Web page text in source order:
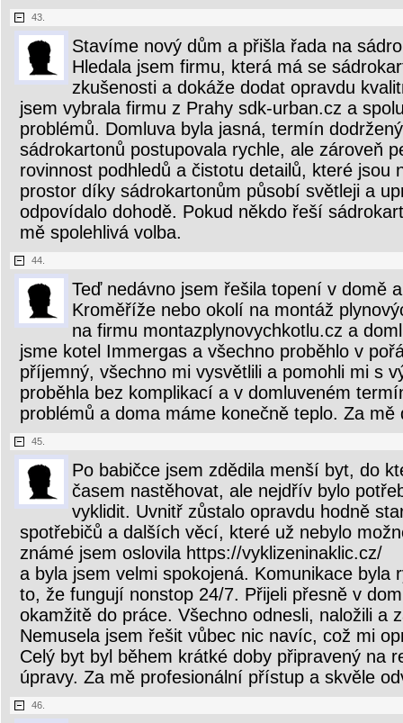
43.
Stavíme nový dům a přišla řada na
Hledala jsem firmu, která má se
zkušenosti a dokáže dodat opravdu
jsem vybrala firmu z Prahy sdk-urban.cz a
problémů. Domluva byla jasná, termín
sádrokartonů postupovala rychle, ale zároveň
rovinnost podhledů a čistotu detailů, které jsou
prostor díky sádrokartonům působí světleji a
odpovídalo dohodě. Pokud někdo řeší
mě spolehlivá volba.
44.
Teď nedávno jsem řešila topení v domě
Kroměříže nebo okolí na montáž
na firmu montazplynovychkotlu.cz a
jsme kotel Immergas a všechno proběhlo v
příjemný, všechno mi vysvětlili a pomohli mi s
proběhla bez komplikací a v domluveném
problémů a doma máme konečně teplo. Za mě
45.
Po babičce jsem zdědila menší byt, do
časem nastěhovat, ale nejdřív bylo
vyklidit. Uvnitř zůstalo opravdu hodně
spotřebičů a dalších věcí, které už nebylo
známé jsem oslovila https://vyklizeninaklic.cz/
a byla jsem velmi spokojená. Komunikace byla
to, že fungují nonstop 24/7. Přijeli přesně v
okamžitě do práce. Všechno odnesli, naložili a
Nemusela jsem řešit vůbec nic navíc, což mi
Celý byt byl během krátké doby připravený na
úpravy. Za mě profesionální přístup a skvěle
46.